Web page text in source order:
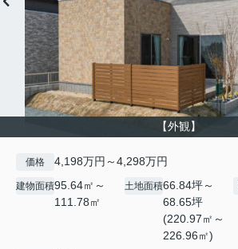
【外観】
価格 4,198万円～4,298万円
建物面積95.64㎡～
111.78㎡
土地面積66.84坪～
68.65坪
(220.97㎡～
226.96㎡)